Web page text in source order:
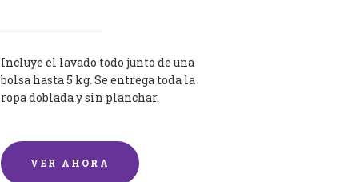
Incluye el lavado todo junto de una
bolsa hasta 5 kg. Se entrega toda la
ropa doblada y sin planchar.
VER AHORA